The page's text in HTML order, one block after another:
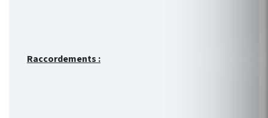
Raccordements :